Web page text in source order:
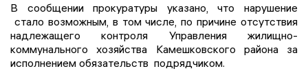
В сообщении прокуратуры указано, что нарушение
стало возможным, в том числе, по причине отсутствия
надлежащего контроля Управления жилищно-
коммунального хозяйства Камешковского района за
исполнением обязательств подрядчиком.